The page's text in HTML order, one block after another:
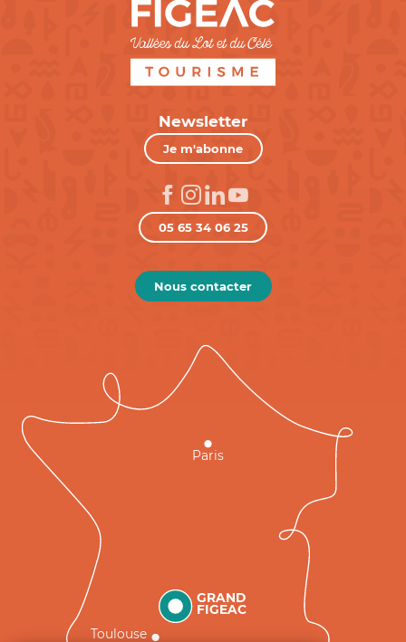
Newsletter
Je m'abonne
05 65 34 06 25
Nous contacter
GRAND
FIGEAC
Toulouse
Paris